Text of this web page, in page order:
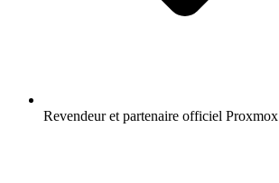
Revendeur et partenaire officiel Proxmox